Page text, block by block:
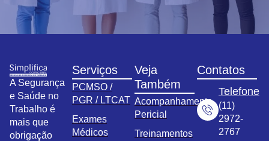
A Segurança
e Saúde no
Trabalho é
mais que
obrigação
Serviços
PCMSO /
PGR / LTCAT
Exames
Médicos
Veja
Também
Acompanhamento
Pericial
Treinamentos
Contatos
Telefone
(11)
2972-
2767